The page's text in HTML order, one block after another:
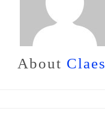
About Claes